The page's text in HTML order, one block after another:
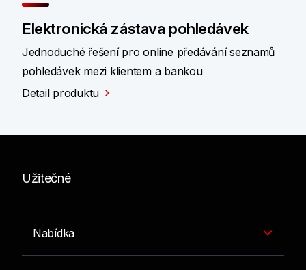
Elektronická zástava pohledávek
Jednoduché řešení pro online předávání seznamů
pohledávek mezi klientem a bankou
Detail produktu
Užitečné
Nabídka